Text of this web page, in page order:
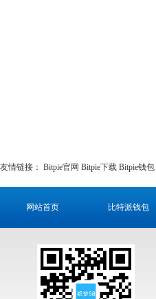
友情链接： Bitpie官网 Bitpie下载 Bitpie钱包
网站首页 比特派钱包